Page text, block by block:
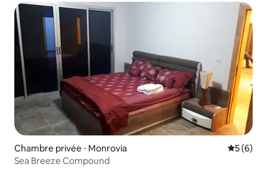
Chambre privée ⋅ Monrovia
5 (6)
Sea Breeze Compound